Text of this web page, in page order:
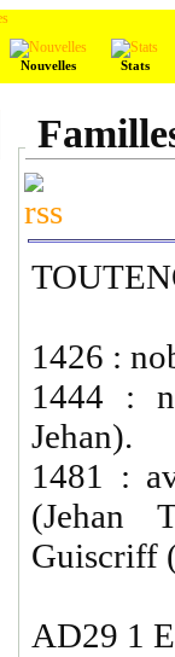
Nouvelles Stats
1426 :
1444 :
Jehan).
1481 :
(Jehan
Guiscriff
AD29 1